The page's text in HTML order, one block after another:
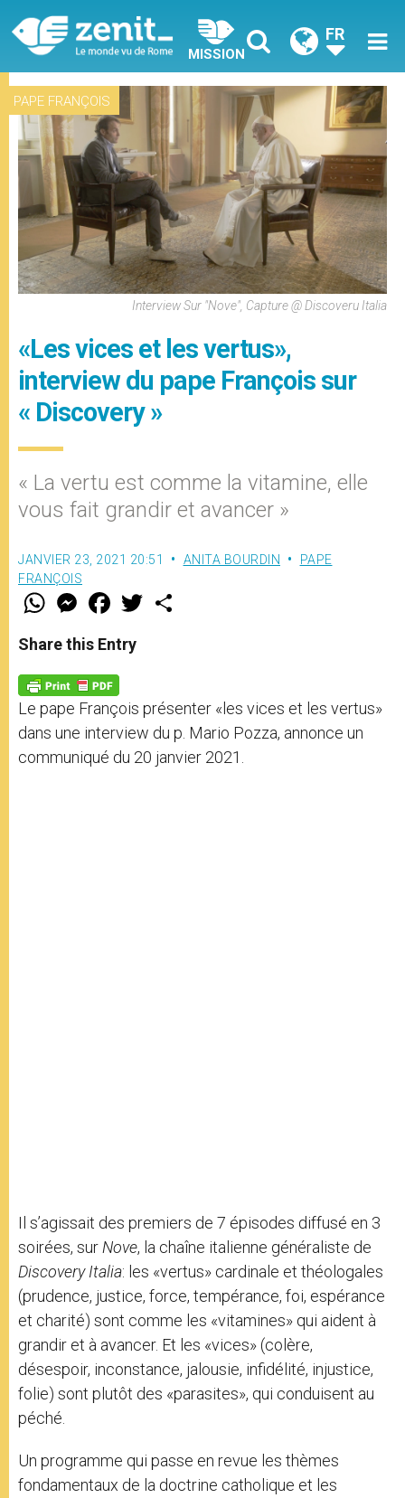
MISSION
FR
PAPE FRANÇOIS
Interview Sur "Nove", Capture @ Discoveru Italia
«Les vices et les vertus»,
interview du pape François sur
« Discovery »
« La vertu est comme la vitamine, elle
vous fait grandir et avancer »
JANVIER 23, 2021 20:51 ANITA BOURDIN
PAPE
FRANÇOIS
W
t
s
p
p
M
e
s
e
g
e
r
F
a
e
b
o
k
w
Share this Entry
Le pape François présenter «les vices et les vertus»
dans une interview du p. Mario Pozza, annonce un
communiqué du 20 janvier 2021.
Il s’agissait des premiers de 7 épisodes diffusé en 3
soirées, sur Nove, la chaîne italienne généraliste de
Discovery Italia: les «vertus» cardinale et théologales
(prudence, justice, force, tempérance, foi, espérance
et charité) sont comme les «vitamines» qui aident à
grandir et à avancer. Et les «vices» (colère,
désespoir, inconstance, jalousie, infidélité, injustice,
folie) sont plutôt des «parasites», qui conduisent au
péché.
Un programme qui passe en revue les thèmes
fondamentaux de la doctrine catholique et les